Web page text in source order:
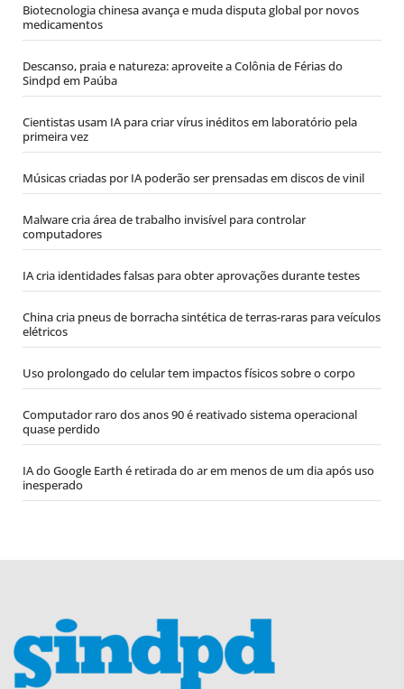
Biotecnologia chinesa avança e muda disputa global por novos
medicamentos
Descanso, praia e natureza: aproveite a Colônia de Férias do
Sindpd em Paúba
Cientistas usam IA para criar vírus inéditos em laboratório pela
primeira vez
Músicas criadas por IA poderão ser prensadas em discos de vinil
Malware cria área de trabalho invisível para controlar
computadores
IA cria identidades falsas para obter aprovações durante testes
China cria pneus de borracha sintética de terras-raras para veículos
elétricos
Uso prolongado do celular tem impactos físicos sobre o corpo
Computador raro dos anos 90 é reativado sistema operacional
quase perdido
IA do Google Earth é retirada do ar em menos de um dia após uso
inesperado